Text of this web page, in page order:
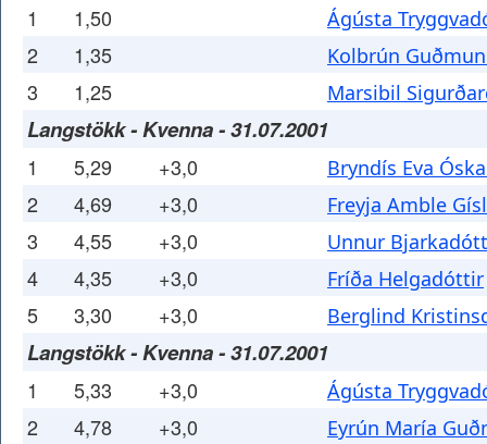
1 1,50 Ágústa
2 1,35 Kolbrún
3 1,25 Marsibil
Langstökk - Kvenna - 31.07.2001
1 5,29 +3,0 Bryndís Eva
2 4,69 +3,0 Freyja Amble
3 4,55 +3,0 Unnur
4 4,35 +3,0 Fríða Helgadóttir
5 3,30 +3,0 Berglind
Langstökk - Kvenna - 31.07.2001
1 5,33 +3,0 Ágústa
2 4,78 +3,0 Eyrún María